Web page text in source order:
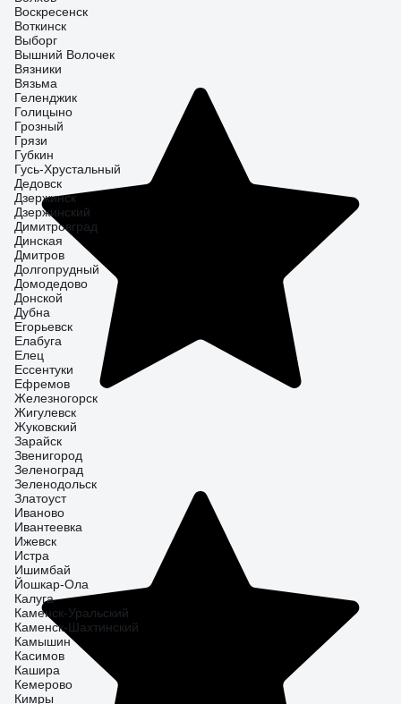
Воскресенск
Воткинск
Выборг
Вышний Волочек
Вязники
Вязьма
Геленджик
Голицыно
Грозный
Грязи
Губкин
Гусь-Хрустальный
Дедовск
Дзержинск
Дзержинский
Димитровград
Динская
Дмитров
Долгопрудный
Домодедово
Донской
Дубна
Егорьевск
Елабуга
Елец
Ессентуки
Ефремов
Железногорск
Жигулевск
Жуковский
Зарайск
Звенигород
Зеленоград
Зеленодольск
Златоуст
Иваново
Ивантеевка
Ижевск
Истра
Ишимбай
Йошкар-Ола
Калуга
Каменск-Уральский
Каменск-Шахтинский
Камышин
Касимов
Кашира
Кемерово
Кимры